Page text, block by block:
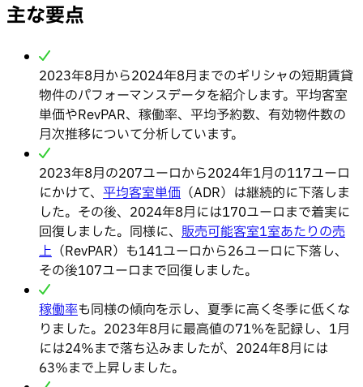
主な要点
2023年8月から2024年8月までのギリシャの短期賃貸
物件のパフォーマンスデータを紹介します。平均客室
単価やRevPAR、稼働率、平均予約数、有効物件数の
月次推移について分析しています。
2023年8月の207ユーロから2024年1月の117ユーロ
にかけて、 平均客室単価 （ADR）は継続的に下落しま
した。その後、2024年8月には170ユーロまで着実に
回復しました。同様に、 販売可能客室1室あたりの売
上 （RevPAR）も141ユーロから26ユーロに下落し、
その後107ユーロまで回復しました。
稼働率も同様の傾向を示し、夏季に高く冬季に低くな
りました。2023年8月に最高値の71％を記録し、1月
には24％まで落ち込みましたが、2024年8月には
63％まで上昇しました。